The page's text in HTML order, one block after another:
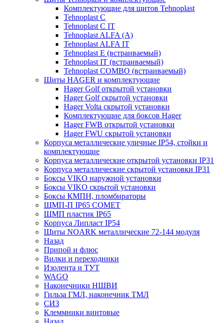
Комплектующие для щитов Tehnoplast
Tehnoplast C
Tehnoplast C IT
Tehnoplast ALFA (А)
Tehnoplast ALFA IT
Tehnoplast E (встраиваемый)
Tehnoplast IT (встраиваемый)
Tehnoplast COMBO (встраиваемый)
Щиты HAGER и комплектующие
Hager Golf открытой установки
Hager Golf скрытой установки
Hager Volta скрытой установки
Комплектующие для боксов Hager
Hager FWB открытой установки
Hager FWU скрытой установки
Корпуса металлические уличные IP54, стойки и
комплектующие
Корпуса металлические открытой установки IP31
Корпуса металлические скрытой установки IP31
Боксы VIKO наружной установки
Боксы VIKO скрытой установки
Боксы КМПН, пломбираторы
ЩМП-П IP65 COMET
ЩМП пластик IP65
Корпуса Липласт IP54
Щиты NOARK металлические 72-144 модуля
Назад
Припой и флюс
Вилки и переходники
Изолента и ТУТ
WAGO
Наконечники НШВИ
Гильза ГМЛ, наконечник ТМЛ
СИЗ
Клеммники винтовые
Назад